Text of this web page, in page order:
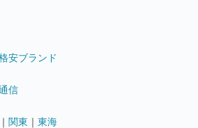
安ブランド
信
｜ 関東 ｜ 東海